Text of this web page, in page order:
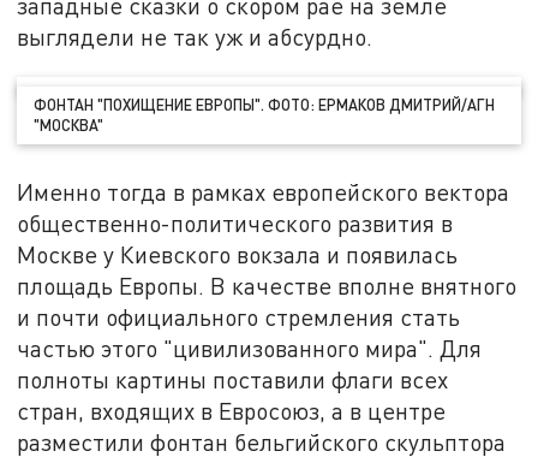
западные сказки о скором рае на земле
выглядели не так уж и абсурдно.
ФОНТАН "ПОХИЩЕНИЕ ЕВРОПЫ". ФОТО: ЕРМАКОВ ДМИТРИЙ/АГН
"МОСКВА"
Именно тогда в рамках европейского вектора
общественно-политического развития в
Москве у Киевского вокзала и появилась
площадь Европы. В качестве вполне внятного
и почти официального стремления стать
частью этого "цивилизованного мира". Для
полноты картины поставили флаги всех
стран, входящих в Евросоюз, а в центре
разместили фонтан бельгийского скульптора